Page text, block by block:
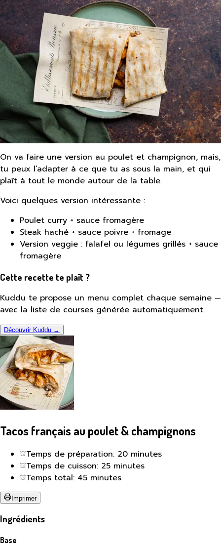
On va faire une version au poulet et champignon, mais,
tu peux l’adapter à ce que tu as sous la main, et qui
plaît à tout le monde autour de la table.
Voici quelques version intéressante :
Poulet curry + sauce fromagère
Steak haché + sauce poivre + fromage
Version veggie : falafel ou légumes grillés + sauce
fromagère
Cette recette te plaît ?
Kuddu te propose un menu complet chaque semaine —
avec la liste de courses générée automatiquement.
Découvrir Kuddu →
Tacos français au poulet & champignons
Temps de préparation: 20 minutes
Temps de cuisson: 25 minutes
Temps total: 45 minutes
Imprimer
Ingrédients
Base